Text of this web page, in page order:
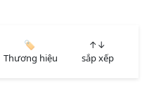
🏷️
Thương hiệu
↑↓
sắp xếp